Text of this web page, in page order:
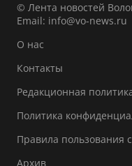
© Лента новостей
Email: info@vo-news.ru
О нас
Контакты
Редакционная
Политика
Правила пользования
Архив